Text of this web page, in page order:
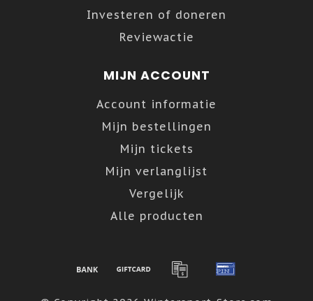
Investeren of doneren
Reviewactie
MIJN ACCOUNT
Account informatie
Mijn bestellingen
Mijn tickets
Mijn verlanglijst
Vergelijk
Alle producten